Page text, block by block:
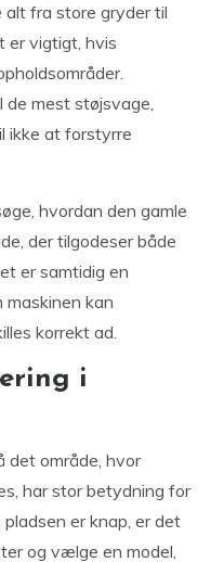
fra store gryder til
er vigtigt, hvis
de mest støjsvage,
ikke at forstyrre
hvordan den gamle
der tilgodeser både
er samtidig en
maskinen kan
korrekt ad.
i
det område, hvor
har stor betydning for
er knap, er det
og vælge en model,